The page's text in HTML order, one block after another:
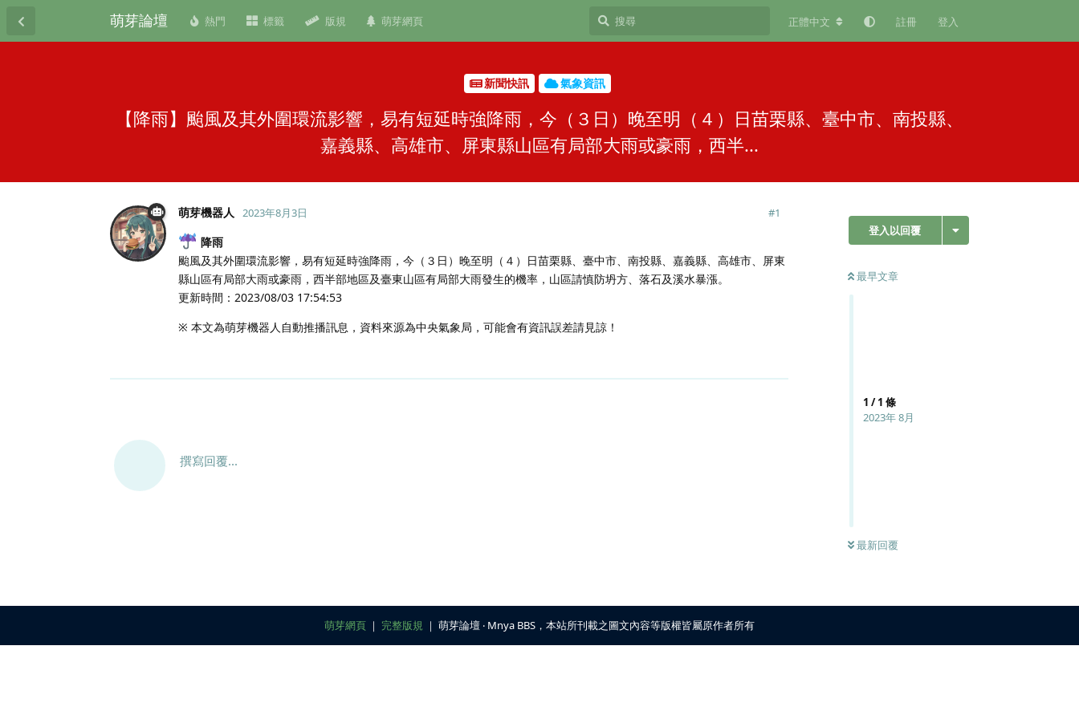
萌芽論壇 熱門 標籤 版規 萌芽網頁 正體中文 註冊 登入
新聞快訊 氣象資訊
【降雨】颱風及其外圍環流影響，易有短延時強降雨，今（３日）晚至明（４）日苗栗縣、臺中市、南投縣、
嘉義縣、高雄市、屏東縣山區有局部大雨或豪雨，西半...
登入以回覆
最早文章
1 /1 條
2023年 8月
最新回覆
萌芽機器人 2023年8月3日 #1
降雨
颱風及其外圍環流影響，易有短延時強降雨，今（３日）晚至明（４）日苗栗縣、臺中市、南投縣、嘉義縣、高雄市、屏東
縣山區有局部大雨或豪雨，西半部地區及臺東山區有局部大雨發生的機率，山區請慎防坍方、落石及溪水暴漲。
更新時間：2023/08/03 17:54:53
※ 本文為萌芽機器人自動推播訊息，資料來源為中央氣象局，可能會有資訊誤差請見諒！
撰寫回覆...
萌芽網頁 ｜ 完整版規 ｜ 萌芽論壇 ‧ Mnya BBS，本站所刊載之圖文內容等版權皆屬原作者所有